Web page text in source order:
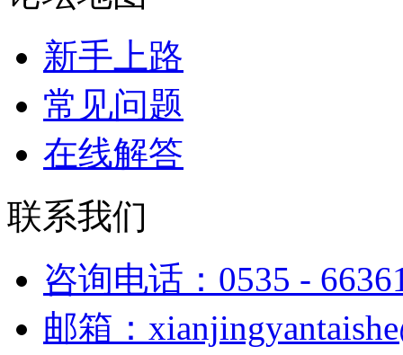
新手上路
常见问题
在线解答
联系我们
咨询电话：0535 -
邮箱：